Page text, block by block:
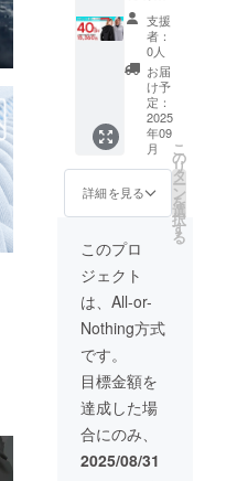
格請求
書発行
事業者
登録番
号：あ
り
（適格
請求書
発行事
録番号
の記載
インボ
イスが
必要な
場合
は、
machi-
セージ
にて実
行者に
直接お
問合せ
くださ
さい。
※より良
い製品
づくり
のた
め、デ
ザイン
や仕様
を一部
変更さ
せてい
ござい
その際
は活動
報告に
てご案
します
ので、
あらか
じめご
了承く
ださ
レー サ
イズ :
M〜3XL
※価格は
消費税
込みで
す。 ※
使用感
などお
客様の
ご都合
よび返
品はで
きかね
ますの
でご注
意くだ
い製品
づくり
のた
め、デ
ザイン
や仕様
F 30
個】
CoolSh
ade
Hoodie
×2 一般
販売予
定価格
25,600
円(税込)
の
40%OF
F 【内
容】 ・
CoolSh
ade
Hoodie
２着 カ
ラー :
レー サ
イズ :
M〜3XL
※価格は
消費税
込みで
支援
者：
0人
お届
け予
定：
2025
年09
月
詳細を見る
こ
の
リ
タ
ー
ン
を
選
択
す
る
このプロ
ジェクト
は、All-or-
Nothing方式
です。
目標金額を
達成した場
合にのみ、
2025/08/31